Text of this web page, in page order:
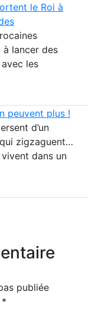
le Roi à
lancer des
les
peuvent plus !
d’un
zigzaguent…
dans un
publiée
*